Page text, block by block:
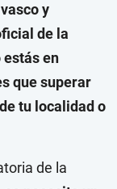
y
de la
estás en
que superar
tu localidad o
de la